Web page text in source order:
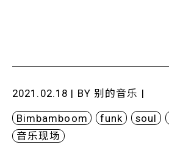
2021.02.18 | BY 别的音乐 |
Bimbamboom funk soul
音乐现场